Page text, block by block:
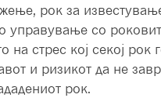
рок за
управување со
на стрес кој секој рок
и ризикот да не
рок.